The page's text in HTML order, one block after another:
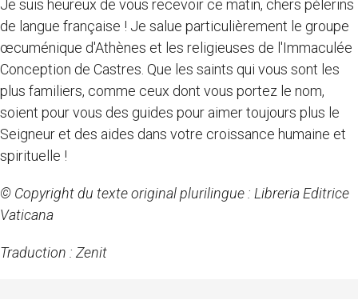
Je suis heureux de vous recevoir ce matin, chers pèlerins
de langue française ! Je salue particulièrement le groupe
œcuménique d'Athènes et les religieuses de l'Immaculée
Conception de Castres. Que les saints qui vous sont les
plus familiers, comme ceux dont vous portez le nom,
soient pour vous des guides pour aimer toujours plus le
Seigneur et des aides dans votre croissance humaine et
spirituelle !
© Copyright du texte original plurilingue : Libreria Editrice
Vaticana
Traduction : Zenit